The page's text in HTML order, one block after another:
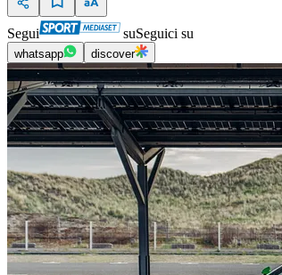
Segui suSeguici su
whatsapp discover